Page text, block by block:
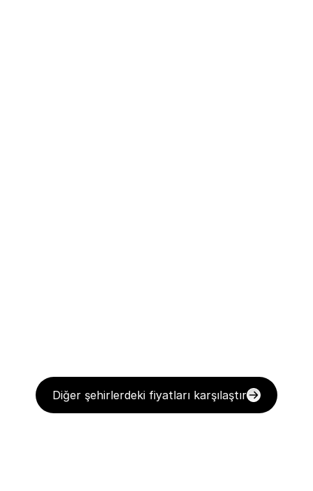
Diğer şehirlerdeki fiyatları karşılaştır